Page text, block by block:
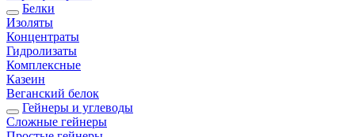
Белки
Изоляты
Концентраты
Гидролизаты
Комплексные
Казеин
Веганский белок
Гейнеры и углеводы
Сложные гейнеры